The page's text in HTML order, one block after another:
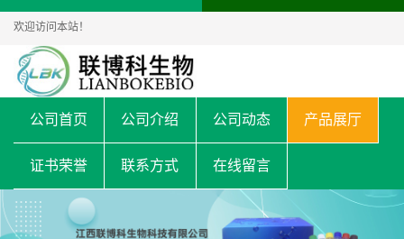
欢迎访问本站！
公司首页 公司介绍 公司动态 产品展厅
证书荣誉 联系方式 在线留言